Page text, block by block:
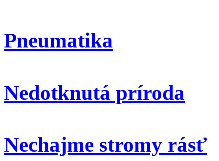
Pneumatika
Nedotknutá príroda
Nechajme stromy rásť